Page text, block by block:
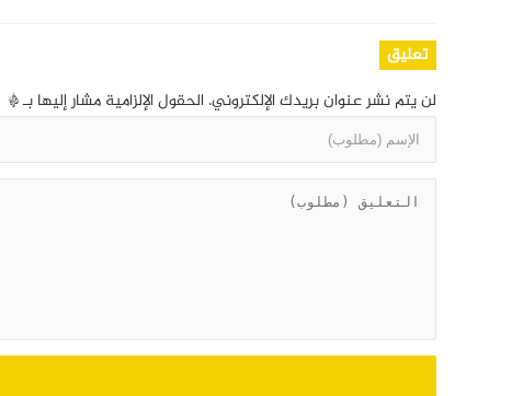
تعليق
لن يتم نشر عنوان بريدك الإلكتروني. الحقول الإلزامية مشار إليها بـ*